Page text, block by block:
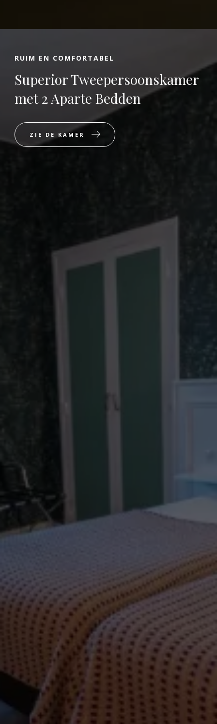
RUIM EN COMFORTABEL
Superior Tweepersoonskamer
met 2 Aparte Bedden
ZIE DE KAMER